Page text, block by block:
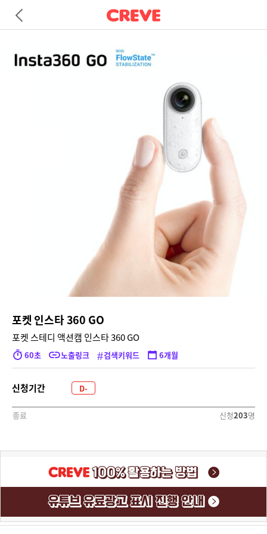
포켓 인스타 360 GO
포켓 스테디 액션캠 인스타 360 GO
60초 노출링크 #검색키워드 6개월
신청기간
D-
종료
명
203
신청